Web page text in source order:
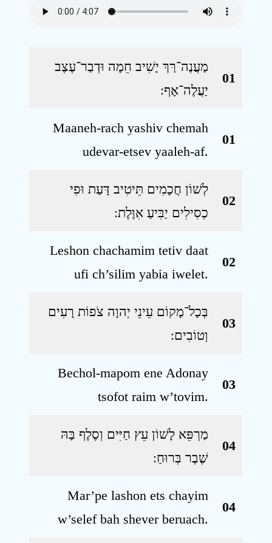
מַעֲנֶה־רַּךְ יָשִׁיב חֵמָה וּדְבַר־עֶצֶב
יַעֲלֶה־אָף ׃
01
Maaneh-rach yashiv chemah
udevar-etsev yaaleh-af.
01
לְשׁוֹן חֲכָמִים תֵּיטִיב דָּעַת וּפִי
כְסִילִים יַבִּיעַ אִוֶּלֶת ׃
02
Leshon chachamim tetiv daat
ufi ch’silim yabia iwelet.
02
בְּכָל־מָקוֹם עֵינֵי יְהוָה צֹפוֹת רָעִים
וְטוֹבִים ׃
03
Bechol-mapom ene Adonay
tsofot raim w’tovim.
03
מַרְפֵּא לָשׁוֹן עֵץ חַיִּים וְסֶלֶף בָּהּ
שֶׁבֶר בְּרוּחַ ׃
04
Mar’pe lashon ets chayim
w’selef bah shever beruach.
04